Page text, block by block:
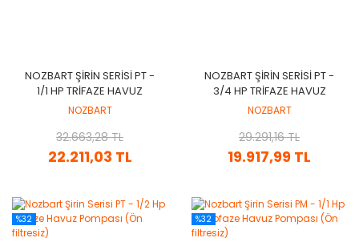
NOZBART ŞIRIN SERISI PT -
1/1 HP TRIFAZE HAVUZ
POMPASI (ÖN FILTRESIZ)
NOZBART
22.211,03 TL
32.663,28 TL
NOZBART ŞIRIN SERISI PT -
3/4 HP TRIFAZE HAVUZ
POMPASI (ÖN FILTRESIZ)
NOZBART
19.917,99 TL
29.291,16 TL
%32 %32